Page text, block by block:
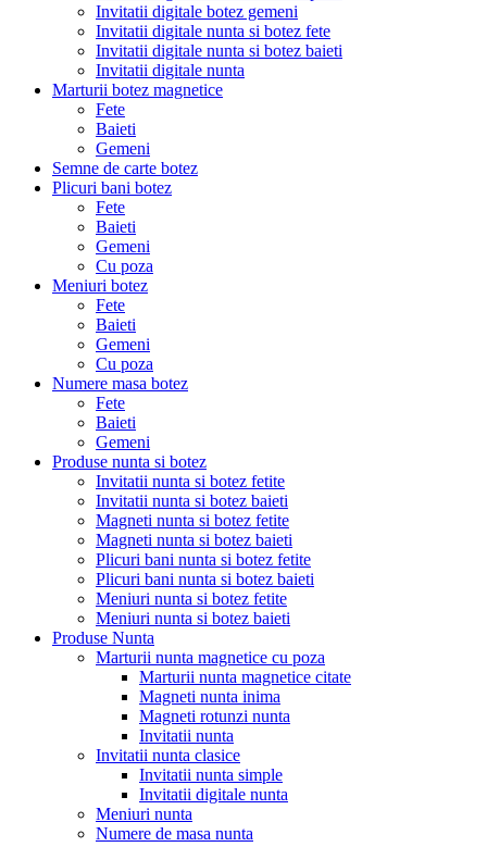
Invitatii digitale botez gemeni
Invitatii digitale nunta si botez fete
Invitatii digitale nunta si botez baieti
Invitatii digitale nunta
Marturii botez magnetice
Fete
Baieti
Gemeni
Semne de carte botez
Plicuri bani botez
Fete
Baieti
Gemeni
Cu poza
Meniuri botez
Fete
Baieti
Gemeni
Cu poza
Numere masa botez
Fete
Baieti
Gemeni
Produse nunta si botez
Invitatii nunta si botez fetite
Invitatii nunta si botez baieti
Magneti nunta si botez fetite
Magneti nunta si botez baieti
Plicuri bani nunta si botez fetite
Plicuri bani nunta si botez baieti
Meniuri nunta si botez fetite
Meniuri nunta si botez baieti
Produse Nunta
Marturii nunta magnetice cu poza
Marturii nunta magnetice citate
Magneti nunta inima
Magneti rotunzi nunta
Invitatii nunta
Invitatii nunta clasice
Invitatii nunta simple
Invitatii digitale nunta
Meniuri nunta
Numere de masa nunta